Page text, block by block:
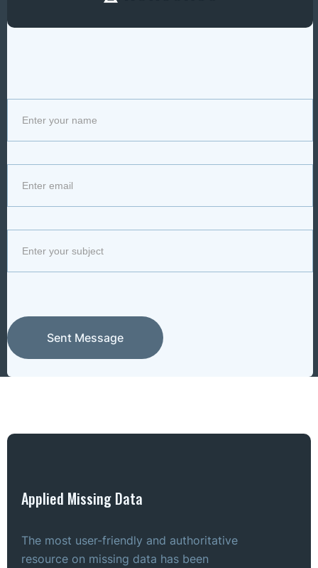
Applied Missing Data
The most user-friendly and authoritative
resource on missing data has been